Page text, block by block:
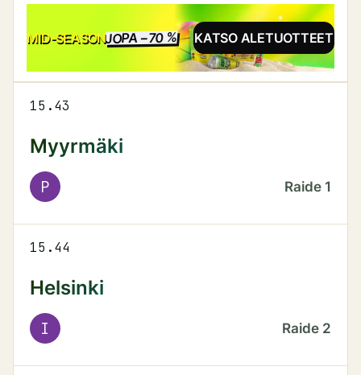
MID-SEASONJOPA −70 %ALEKATSO ALETUOTTEET
15.43
Myyrmäki
P Raide 1
15.44
Helsinki
I Raide 2